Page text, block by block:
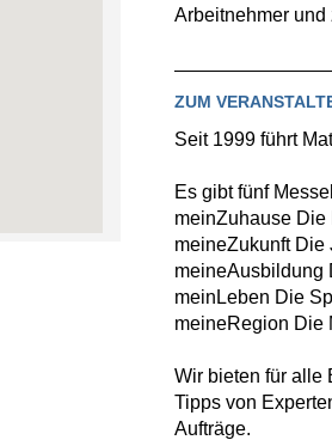
Arbeitnehmer und
ZUM
Seit 1999 führt
Es gibt fünf
meinZuhause
meineZukunft Die
meineAusbildung
meinLeben Die
meineRegion Die
Wir bieten für alle
Tipps von
Aufträge.